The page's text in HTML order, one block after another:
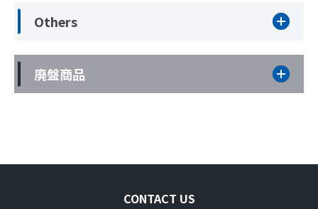
Others
廃盤商品
CONTACT US